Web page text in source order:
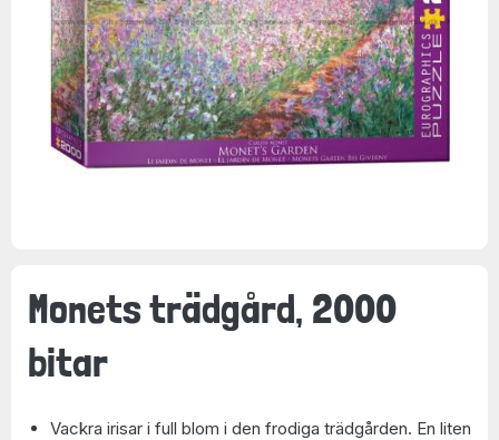
Monets trädgård, 2000
bitar
Vackra irisar i full blom i den frodiga trädgården. En liten